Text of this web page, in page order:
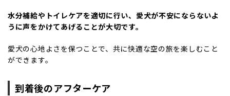
水分補給やトイレケアを適切に行い、愛犬が不安にならないよ
うに声をかけてあげることが大切です。
愛犬の心地よさを保つことで、共に快適な空の旅を楽しむこと
ができます。
到着後のアフターケア